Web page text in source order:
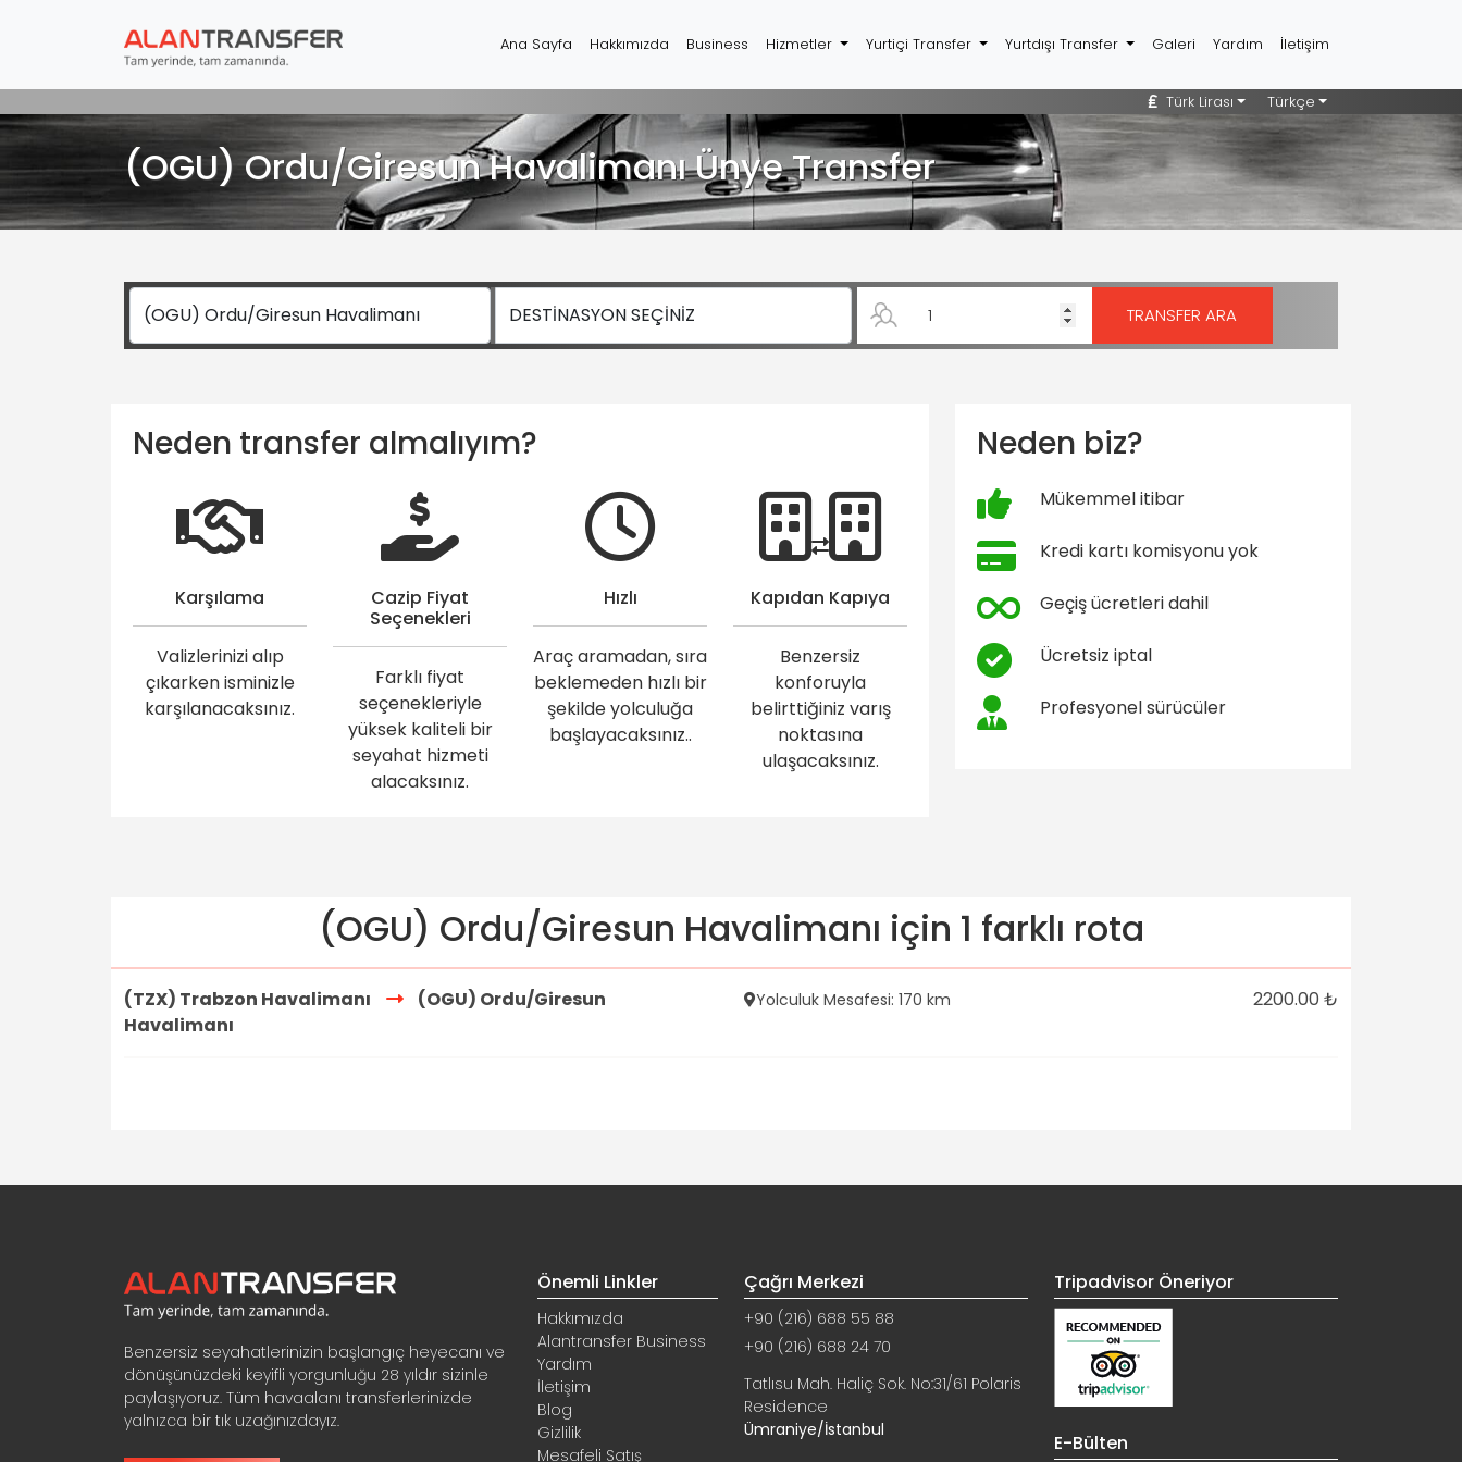
Ana Sayfa Hakkımızda Business Hizmetler Yurtiçi Transfer Yurtdışı Transfer Galeri Yardım İletişim
Türk Lirası Türkçe
(OGU) Ordu/Giresun Havalimanı Ünye Transfer
Neden transfer almalıyım?
Karşılama
Valizlerinizi alıp
çıkarken isminizle
karşılanacaksınız.
Cazip Fiyat
Seçenekleri
Farklı fiyat
seçenekleriyle
yüksek kaliteli bir
seyahat hizmeti
alacaksınız.
Hızlı
Araç aramadan, sıra
beklemeden hızlı bir
şekilde yolculuğa
başlayacaksınız..
Kapıdan Kapıya
Benzersiz
konforuyla
belirttiğiniz varış
noktasına
ulaşacaksınız.
Neden biz?
Mükemmel itibar
Kredi kartı komisyonu yok
Geçiş ücretleri dahil
Ücretsiz iptal
Profesyonel sürücüler
(OGU) Ordu/Giresun Havalimanı için 1 farklı rota
(TZX) Trabzon Havalimanı
(OGU) Ordu/Giresun
Havalimanı
Yolculuk Mesafesi: 170 km 2200.00 ₺
Benzersiz seyahatlerinizin başlangıç heyecanı ve
dönüşünüzdeki keyifli yorgunluğu 28 yıldır sizinle
paylaşıyoruz. Tüm havaalanı transferlerinizde
yalnızca bir tık uzağınızdayız.
Önemli Linkler
Hakkımızda
Alantransfer Business
Yardım
İletişim
Blog
Gizlilik
Mesafeli Satış
Çağrı Merkezi
+90 (216) 688 55 88
+90 (216) 688 24 70
Tatlısu Mah. Haliç Sok. No:31/61 Polaris
Residence
Ümraniye/İstanbul
Tripadvisor Öneriyor
E-Bülten